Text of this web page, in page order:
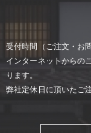
受付時間（ご注⽂・お
インターネットからの
ります。
弊社定休⽇に頂いたご